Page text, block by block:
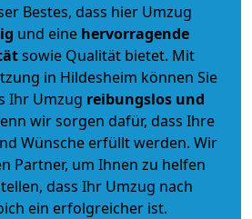
Bestes, dass hier Umzug
und eine hervorragende
sowie Qualität bietet. Mit
in Hildesheim können Sie
Ihr Umzug reibungslos und
wir sorgen dafür, dass Ihre
Wünsche erfüllt werden. Wir
Partner, um Ihnen zu helfen
dass Ihr Umzug nach
ein erfolgreicher ist.